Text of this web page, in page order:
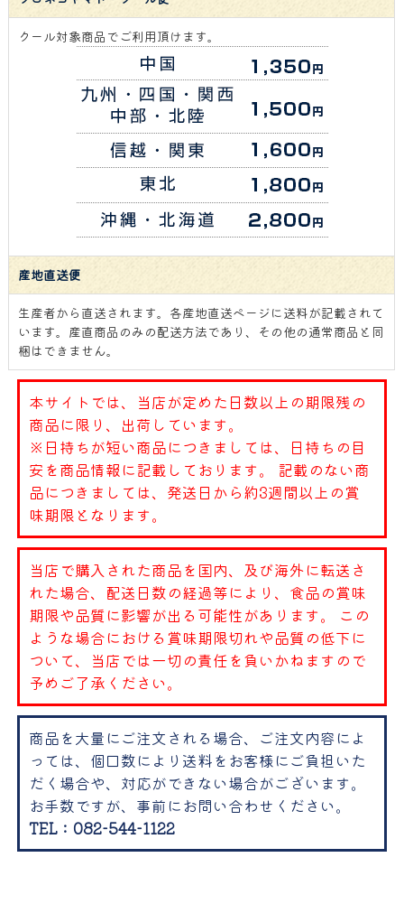
クール対象商品でご利用頂けます。
産地直送便
生産者から直送されます。各産地直送ページに送料が記載されて
います。産直商品のみの配送方法であり、その他の通常商品と同
梱はできません。
本サイトでは、当店が定めた日数以上の期限残の
商品に限り、出荷しています。
※日持ちが短い商品につきましては、日持ちの目
安を商品情報に記載しております。 記載のない商
品につきましては、発送日から約3週間以上の賞
味期限となります。
当店で購入された商品を国内、及び海外に転送さ
れた場合、配送日数の経過等により、食品の賞味
期限や品質に影響が出る可能性があります。 この
ような場合における賞味期限切れや品質の低下に
ついて、当店では一切の責任を負いかねますので
予めご了承ください。
商品を大量にご注文される場合、ご注文内容によ
っては、個口数により送料をお客様にご負担いた
だく場合や、対応ができない場合がございます。
お手数ですが、事前にお問い合わせください。
TEL：082-544-1122